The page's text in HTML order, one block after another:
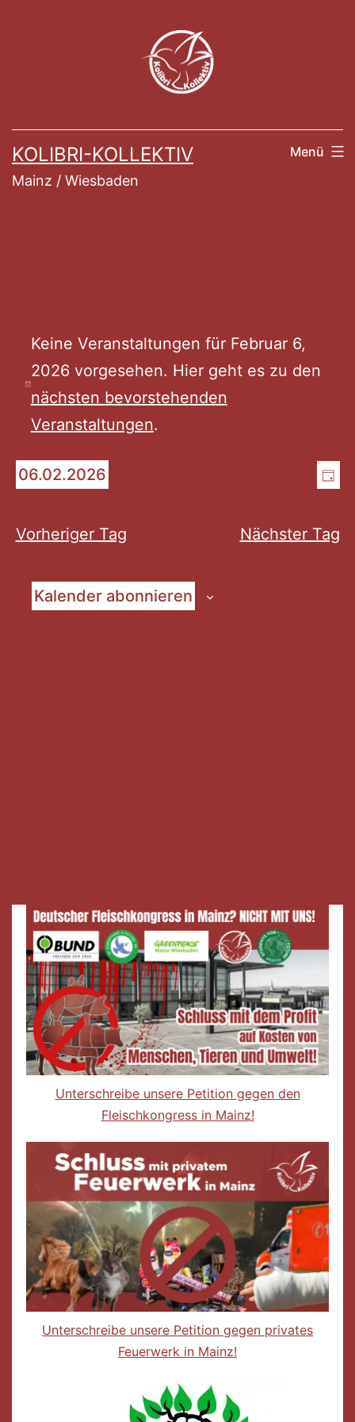
KOLIBRI-KOLLEKTIV
Mainz / Wiesbaden
Menü
für
Februar
6,
2026
Hinweis
Keine Veranstaltungen für Februar 6,
2026 vorgesehen. Hier geht es zu den
nächsten bevorstehenden
Veranstaltungen.
Tag
06.02.2026
wählen.
Vorheriger Tag Nächster Tag
Kalender abonnieren
Unterschreibe unsere Petition gegen den
Fleischkongress in Mainz!
Unterschreibe unsere Petition gegen privates
Feuerwerk in Mainz!